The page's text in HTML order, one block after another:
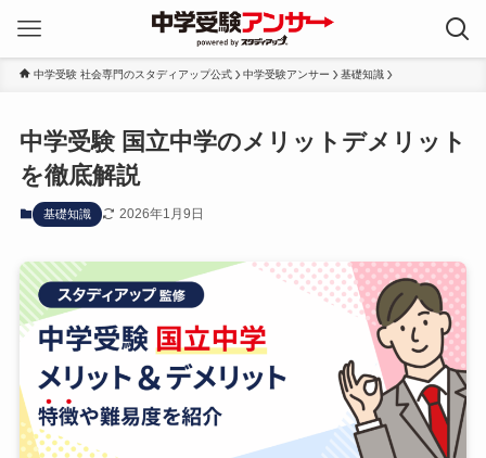
中学受験 社会専門のスタディアップ公式 中学受験アンサー 基礎知識
中学受験 国立中学のメリットデメリット
を徹底解説
基礎知識 2026年1月9日